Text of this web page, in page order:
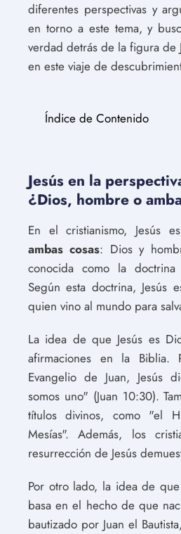
diferentes perspectivas y
en torno a este tema, y
verdad detrás de la figura de
en este viaje de
Índice de Contenido
Jesús en la
¿Dios, hombre o
En el cristianismo, Jesús
ambas cosas: Dios y
conocida como la
Según esta doctrina, Jesús
quien vino al mundo para
La idea de que Jesús es
afirmaciones en la Biblia.
Evangelio de Juan, Jesús
somos uno" (Juan 10:30).
títulos divinos, como "el
Mesías". Además, los
resurrección de Jesús
Por otro lado, la idea de que
basa en el hecho de que
bautizado por Juan el